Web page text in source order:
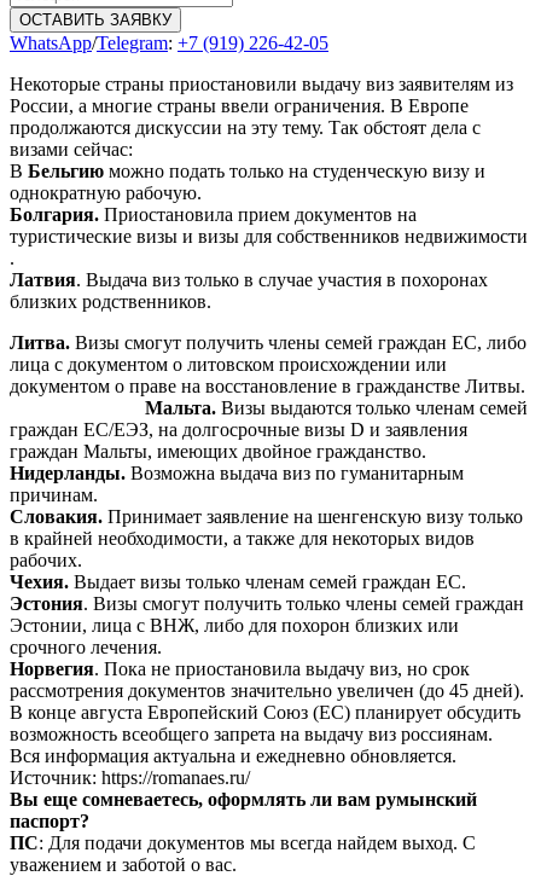
ОСТАВИТЬ ЗАЯВКУ
WhatsApp/Telegram: +7 (919) 226-42-05
Некоторые страны приостановили выдачу виз заявителям из
России, а многие страны ввели ограничения. В Европе
продолжаются дискуссии на эту тему. Так обстоят дела с
визами сейчас:
В Бельгию можно подать только на студенческую визу и
однократную рабочую.
Болгария. Приостановила прием документов на
туристические визы и визы для собственников недвижимости
.
Латвия. Выдача виз только в случае участия в похоронах
близких родственников.
Литва. Визы смогут получить члены семей граждан ЕС, либо
лица с документом о литовском происхождении или
документом о праве на восстановление в гражданстве Литвы.
Мальта. Визы выдаются только членам семей
граждан ЕС/ЕЭЗ, на долгосрочные визы D и заявления
граждан Мальты, имеющих двойное гражданство.
Нидерланды. Возможна выдача виз по гуманитарным
причинам.
Словакия. Принимает заявление на шенгенскую визу только
в крайней необходимости, а также для некоторых видов
рабочих.
Чехия. Выдает визы только членам семей граждан ЕС.
Эстония. Визы смогут получить только члены семей граждан
Эстонии, лица с ВНЖ, либо для похорон близких или
срочного лечения.
Норвегия. Пока не приостановила выдачу виз, но срок
рассмотрения документов значительно увеличен (до 45 дней).
В конце августа Европейский Союз (ЕС) планирует обсудить
возможность всеобщего запрета на выдачу виз россиянам.
Вся информация актуальна и ежедневно обновляется.
Источник: https://romanaes.ru/
Вы еще сомневаетесь, оформлять ли вам румынский
паспорт?
ПС: Для подачи документов мы всегда найдем выход. С
уважением и заботой о вас.